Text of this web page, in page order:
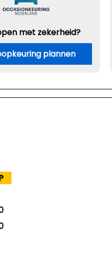
met zekerheid?
plannen